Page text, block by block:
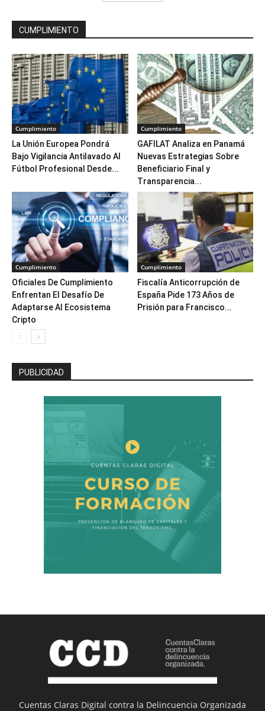
CUMPLIMIENTO
Cumplimiento
La Unión Europea Pondrá
Bajo Vigilancia Antilavado Al
Fútbol Profesional Desde...
Cumplimiento
GAFILAT Analiza en Panamá
Nuevas Estrategias Sobre
Beneficiario Final y
Transparencia...
Cumplimiento
Oficiales De Cumplimiento
Enfrentan El Desafío De
Adaptarse Al Ecosistema
Cripto
Cumplimiento
Fiscalía Anticorrupción de
España Pide 173 Años de
Prisión para Francisco...
PUBLICIDAD
Cuentas Claras Digital contra la Delincuencia Organizada